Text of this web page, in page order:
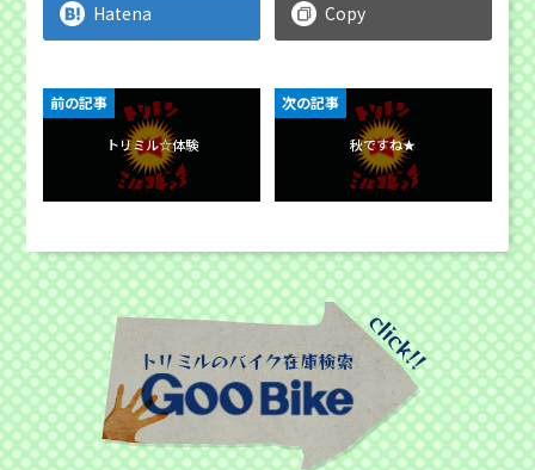
Hatena Copy
トリミル☆体験
前の記事
秋ですね★
次の記事